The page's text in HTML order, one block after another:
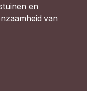
impact >
en
van